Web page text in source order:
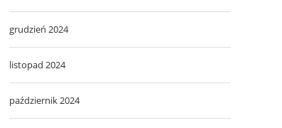
grudzień 2024
listopad 2024
październik 2024